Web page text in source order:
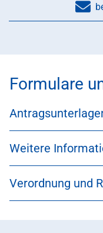
Formulare
Weitere
Verordnung und